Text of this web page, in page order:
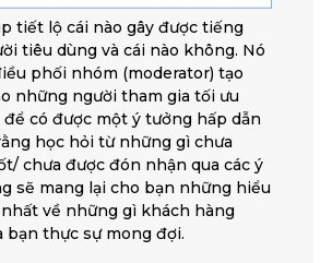
tiết lộ cái nào gây được tiếng
tiêu dùng và cái nào không. Nó
phối nhóm (moderator) tạo
những người tham gia tối ưu
để có được một ý tưởng hấp dẫn
học hỏi từ những gì chưa
chưa được đón nhận qua các ý
sẽ mang lại cho bạn những hiểu
về những gì khách hàng
bạn thực sự mong đợi.